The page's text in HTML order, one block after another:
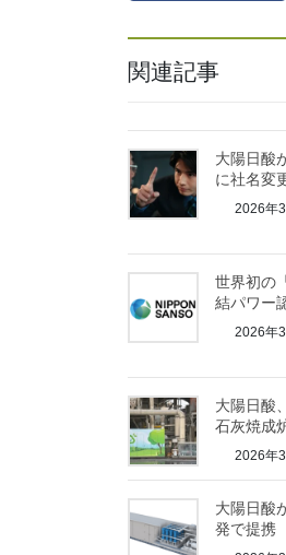
関連記事
大陽日酸
に社名変
2026年
世界初の
結パワー
2026年
大陽日酸
石灰焼成
2026年
大陽日酸
発で提携